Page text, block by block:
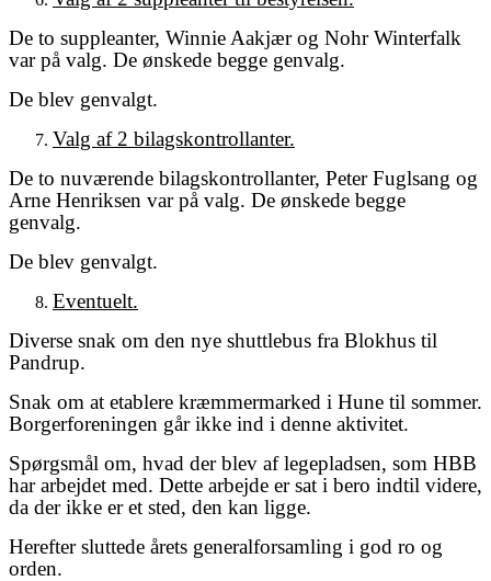
De to suppleanter, Winnie Aakjær og Nohr Winterfalk
var på valg. De ønskede begge genvalg.
De blev genvalgt.
Valg af 2 bilagskontrollanter.
De to nuværende bilagskontrollanter, Peter Fuglsang og
Arne Henriksen var på valg. De ønskede begge
genvalg.
De blev genvalgt.
Eventuelt.
Diverse snak om den nye shuttlebus fra Blokhus til
Pandrup.
Snak om at etablere kræmmermarked i Hune til sommer.
Borgerforeningen går ikke ind i denne aktivitet.
Spørgsmål om, hvad der blev af legepladsen, som HBB
har arbejdet med. Dette arbejde er sat i bero indtil videre,
da der ikke er et sted, den kan ligge.
Herefter sluttede årets generalforsamling i god ro og
orden.